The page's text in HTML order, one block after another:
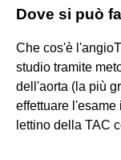
Dove si può
Che cos'è
studio tramite
dell'aorta (la più
effettuare l'esame
lettino della TAC